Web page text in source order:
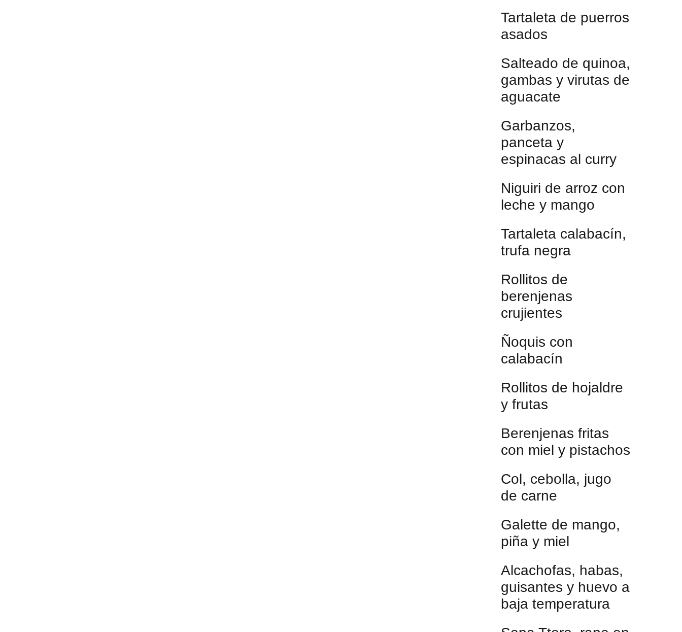
Tartaleta de puerros
asados
Salteado de quinoa,
gambas y virutas de
aguacate
Garbanzos,
panceta y
espinacas al curry
Niguiri de arroz con
leche y mango
Tartaleta calabacín,
trufa negra
Rollitos de
berenjenas
crujientes
Ñoquis con
calabacín
Rollitos de hojaldre
y frutas
Berenjenas fritas
con miel y pistachos
Col, cebolla, jugo
de carne
Galette de mango,
piña y miel
Alcachofas, habas,
guisantes y huevo a
baja temperatura